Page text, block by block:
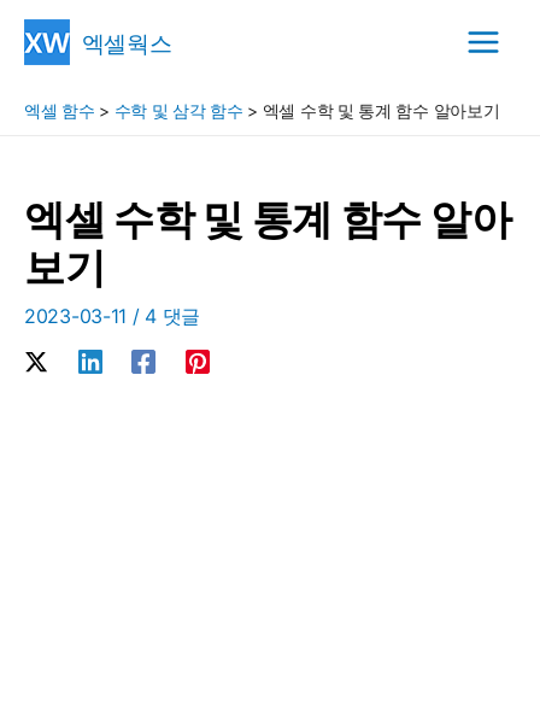
엑셀웍스
Menu
엑셀 함수 > 수학 및 삼각 함수 > 엑셀 수학 및 통계 함수 알아보기
엑셀 수학 및 통계 함수 알아
보기
2023-03-11 / 4 댓글